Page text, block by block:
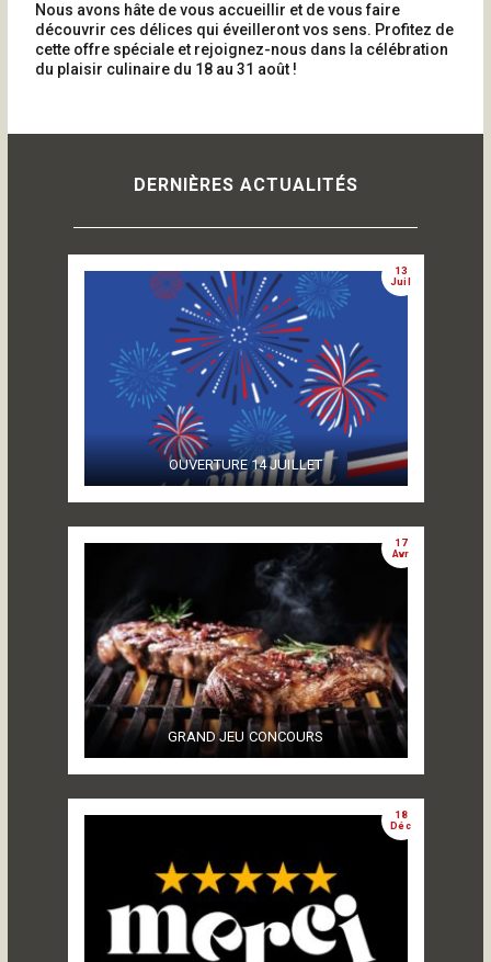
Nous avons hâte de vous accueillir et de vous faire
découvrir ces délices qui éveilleront vos sens. Profitez de
cette offre spéciale et rejoignez-nous dans la célébration
du plaisir culinaire du 18 au 31 août !
DERNIÈRES ACTUALITÉS
13
Juil
OUVERTURE 14 JUILLET
17
Avr
GRAND JEU CONCOURS
18
Déc